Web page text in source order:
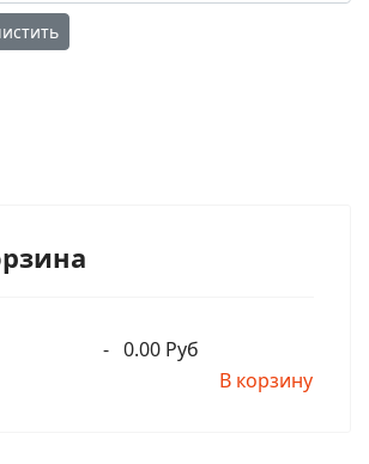
Кришна Госвами. Аудиолекции
- 0.00 Руб
В корзину